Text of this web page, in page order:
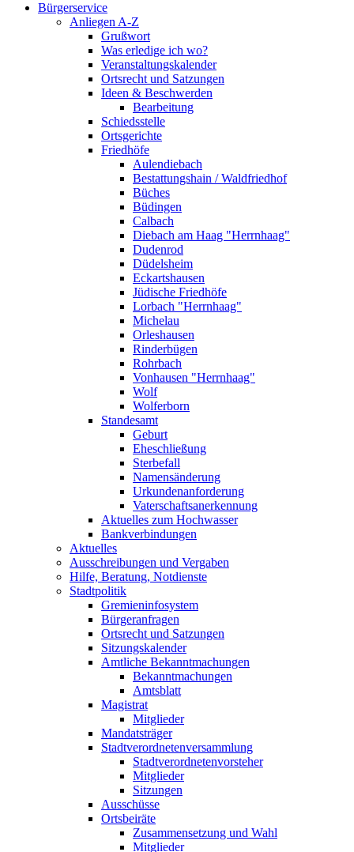
Bürgerservice
Anliegen A-Z
Grußwort
Was erledige ich wo?
Veranstaltungskalender
Ortsrecht und Satzungen
Ideen & Beschwerden
Bearbeitung
Schiedsstelle
Ortsgerichte
Friedhöfe
Aulendiebach
Bestattungshain / Waldfriedhof
Büches
Büdingen
Calbach
Diebach am Haag "Herrnhaag"
Dudenrod
Düdelsheim
Eckartshausen
Jüdische Friedhöfe
Lorbach "Herrnhaag"
Michelau
Orleshausen
Rinderbügen
Rohrbach
Vonhausen "Herrnhaag"
Wolf
Wolferborn
Standesamt
Geburt
Eheschließung
Sterbefall
Namensänderung
Urkundenanforderung
Vaterschaftsanerkennung
Aktuelles zum Hochwasser
Bankverbindungen
Aktuelles
Ausschreibungen und Vergaben
Hilfe, Beratung, Notdienste
Stadtpolitik
Gremieninfosystem
Bürgeranfragen
Ortsrecht und Satzungen
Sitzungskalender
Amtliche Bekanntmachungen
Bekanntmachungen
Amtsblatt
Magistrat
Mitglieder
Mandatsträger
Stadtverordnetenversammlung
Stadtverordnetenvorsteher
Mitglieder
Sitzungen
Ausschüsse
Ortsbeiräte
Zusammensetzung und Wahl
Mitglieder